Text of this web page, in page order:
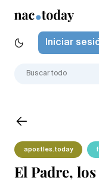
Iniciar
apostles.today
El Padre,